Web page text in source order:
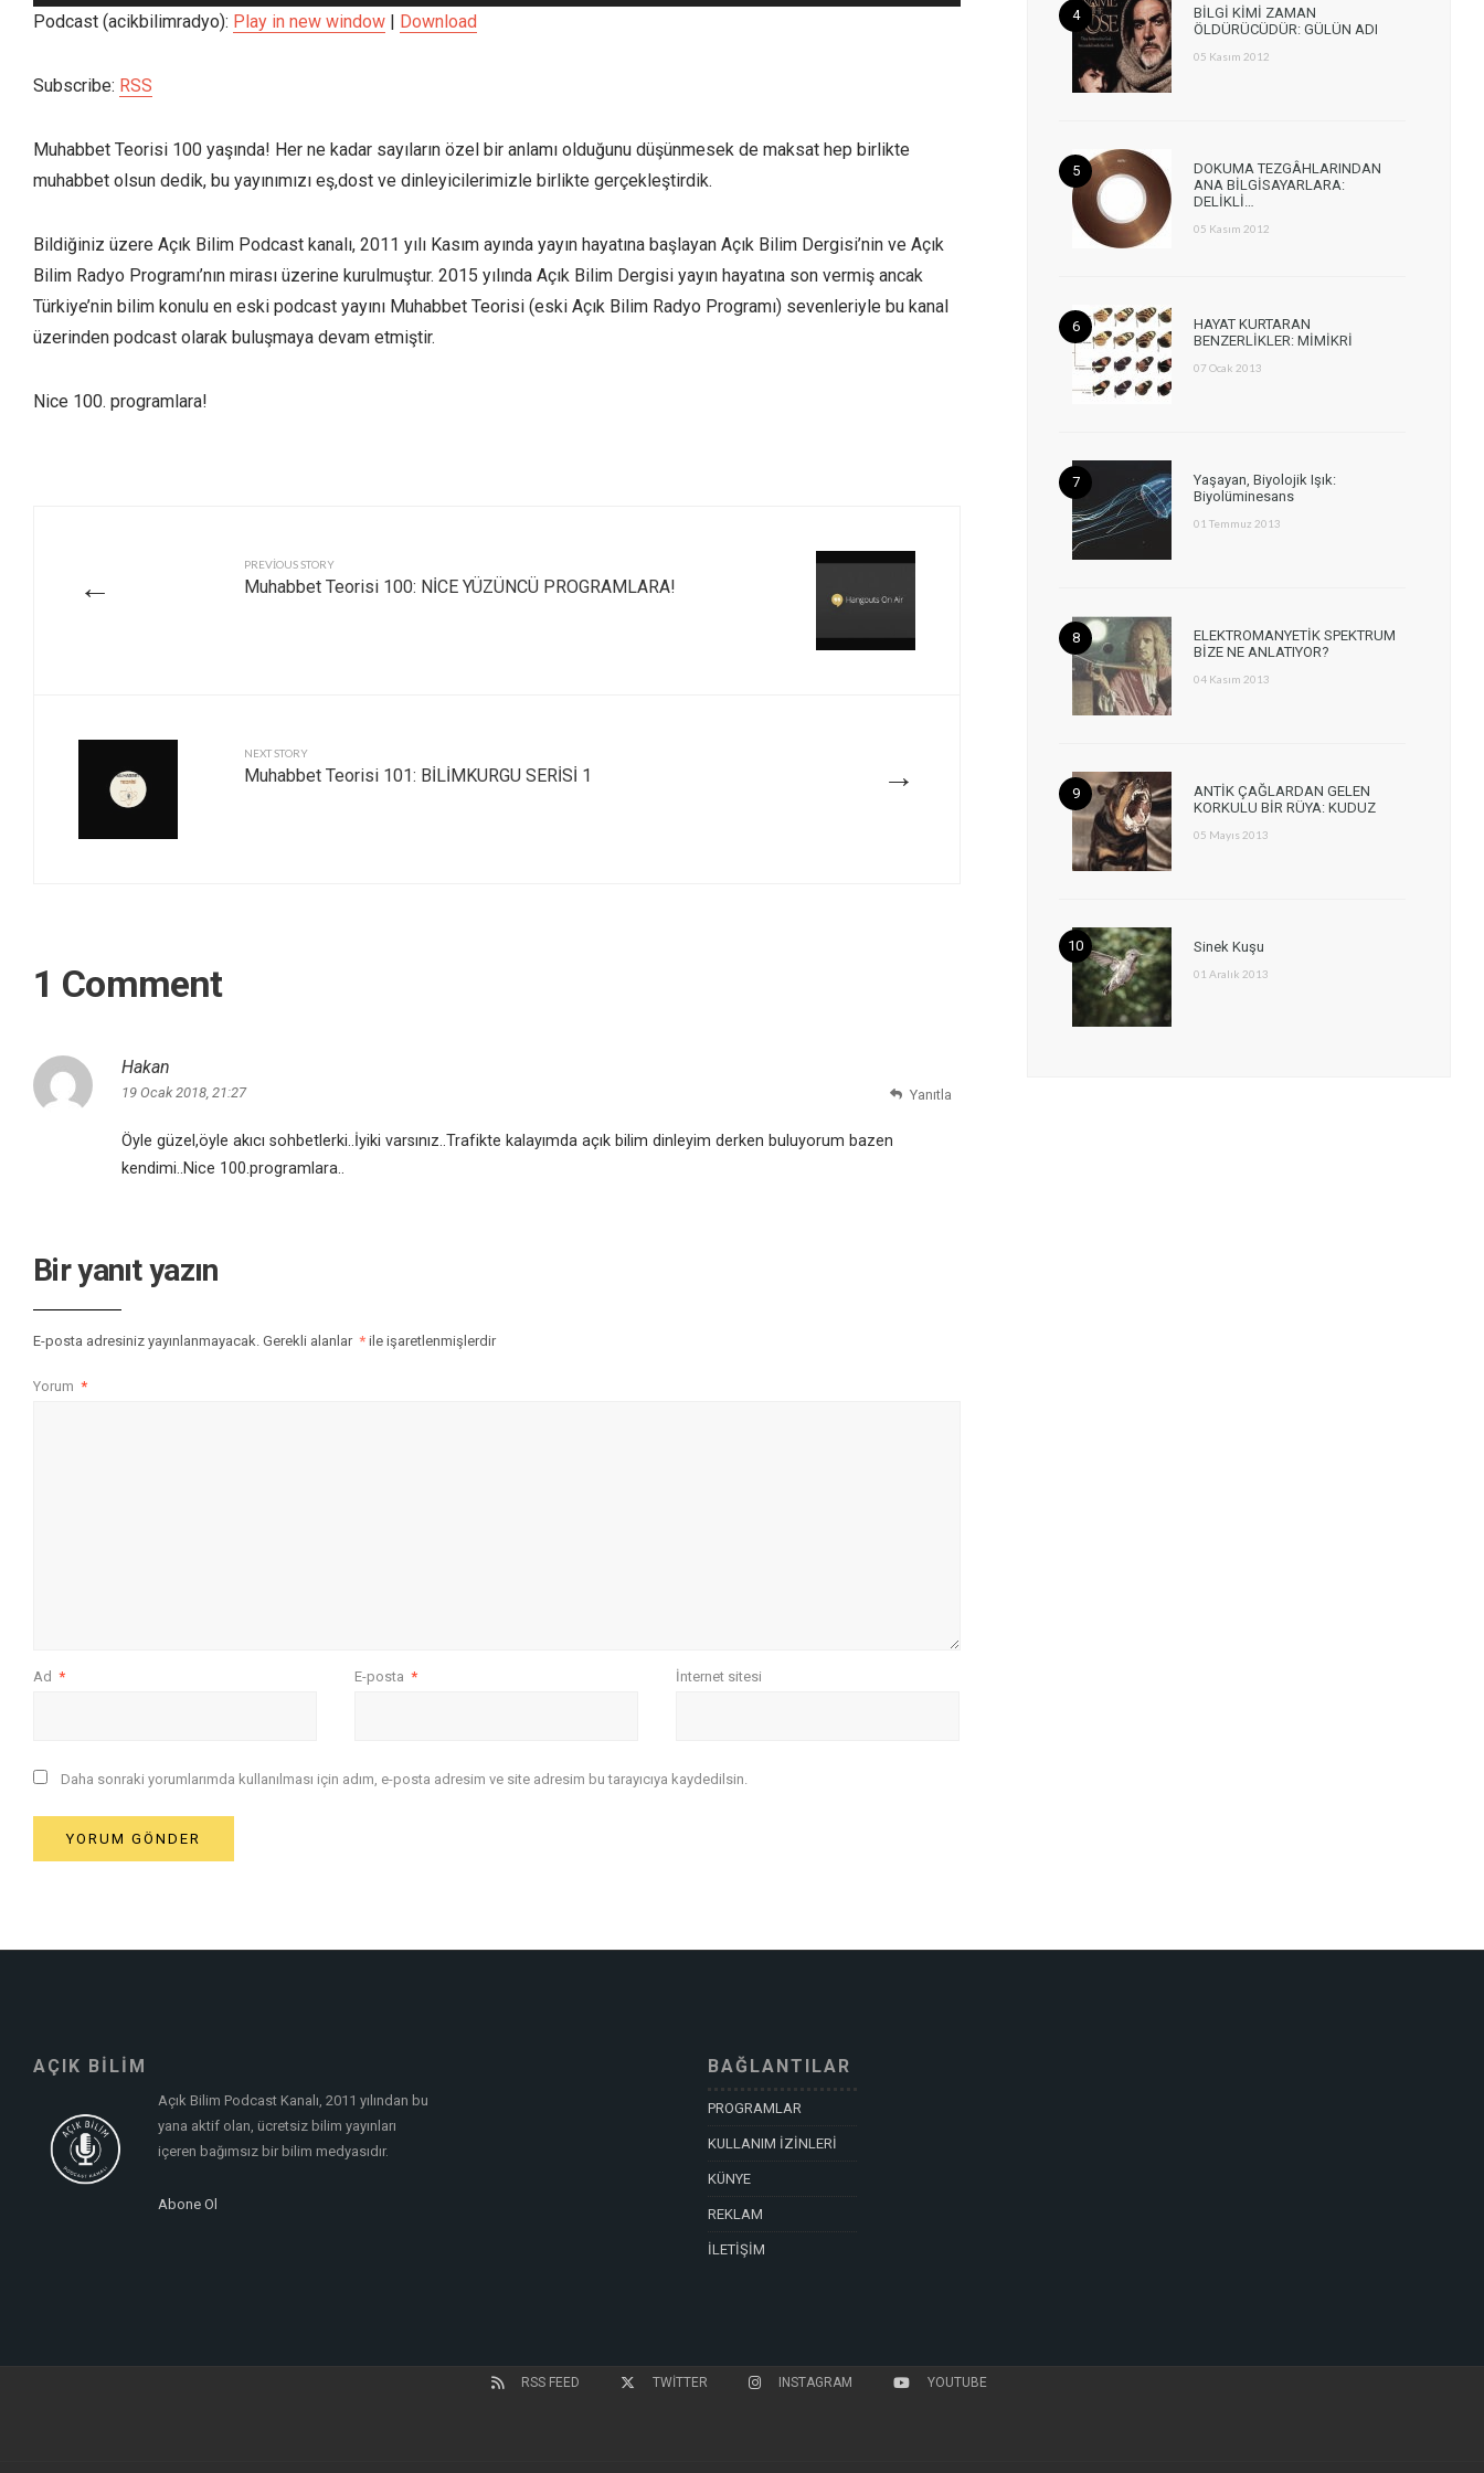
oynatıcı
tuşları
da
Podcast (acikbilimradyo): Play in new window Download
Subscribe: RSS
Muhabbet Teorisi 100 yaşında! Her ne kadar sayıların özel bir anlamı olduğunu düşünmesek de maksat hep birlikte
muhabbet olsun dedik, bu yayınımızı eş,dost ve dinleyicilerimizle birlikte gerçekleştirdik.
Bildiğiniz üzere Açık Bilim Podcast kanalı, 2011 yılı Kasım ayında yayın hayatına başlayan Açık Bilim Dergisi’nin ve Açık
Bilim Radyo Programı’nın mirası üzerine kurulmuştur. 2015 yılında Açık Bilim Dergisi yayın hayatına son vermiş ancak
Türkiye’nin bilim konulu en eski podcast yayını Muhabbet Teorisi (eski Açık Bilim Radyo Programı) sevenleriyle bu kanal
üzerinden podcast olarak buluşmaya devam etmiştir.
Nice 100. programlara!
←
PREVIOUS STORY
Muhabbet Teorisi 100: NİCE YÜZÜNCÜ PROGRAMLARA!
→
NEXT STORY
Muhabbet Teorisi 101: BİLİMKURGU SERİSİ 1
1 Comment
Hakan
19 Ocak 2018, 21:27
Öyle güzel,öyle akıcı sohbetlerki..İyiki varsınız..Trafikte kalayımda açık bilim dinleyim derken buluyorum bazen
kendimi..Nice 100.programlara..
Yanıtla
Bir yanıt yazın
E-posta adresiniz yayınlanmayacak. Gerekli alanlar * ile işaretlenmişlerdir
Yorum *
Ad * E-posta * İnternet sitesi
Daha sonraki yorumlarımda kullanılması için adım, e-posta adresim ve site adresim bu tarayıcıya kaydedilsin.
BİLGİ KİMİ ZAMAN
ÖLDÜRÜCÜDÜR: GÜLÜN ADI
05 Kasım 2012
DOKUMA TEZGÂHLARINDAN
ANA BİLGİSAYARLARA:
DELİKLİ…
05 Kasım 2012
HAYAT KURTARAN
BENZERLİKLER: MİMİKRİ
07 Ocak 2013
Yaşayan, Biyolojik Işık:
Biyolüminesans
01 Temmuz 2013
ELEKTROMANYETİK SPEKTRUM
BİZE NE ANLATIYOR?
04 Kasım 2013
ANTİK ÇAĞLARDAN GELEN
KORKULU BİR RÜYA: KUDUZ
05 Mayıs 2013
Sinek Kuşu
01 Aralık 2013
AÇIK BİLİM
Açık Bilim Podcast Kanalı, 2011 yılından bu
yana aktif olan, ücretsiz bilim yayınları
içeren bağımsız bir bilim medyasıdır.
Abone Ol
BAĞLANTILAR
PROGRAMLAR
KULLANIM İZİNLERİ
KÜNYE
REKLAM
İLETİŞİM
RSS FEED TWITTER INSTAGRAM YOUTUBE